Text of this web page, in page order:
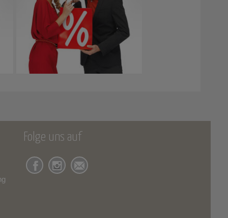
Folge uns auf